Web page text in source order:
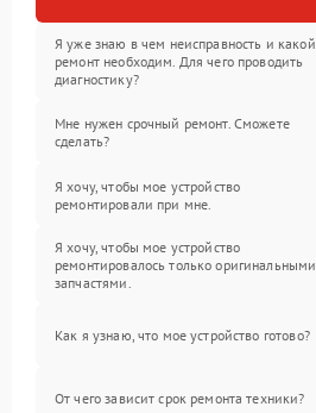
Я уже знаю в чем неисправность и какой
ремонт необходим. Для чего проводить
диагностику?
Мне нужен срочный ремонт. Сможете
сделать?
Я хочу, чтобы мое устройство
ремонтировали при мне.
Я хочу, чтобы мое устройство
ремонтировалось только оригинальными
запчастями.
Как я узнаю, что мое устройство готово?
От чего зависит срок ремонта техники?